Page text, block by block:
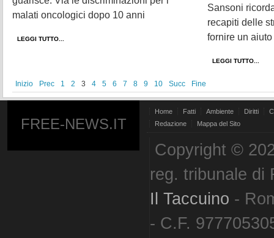
malati oncologici dopo 10 anni
LEGGI TUTTO...
Sansoni
recapiti delle
fornire un aiuto
LEGGI TUTTO...
Inizio Prec 1 2 3 4 5 6 7 8 9 10 Succ Fine
FREE-NEWS.IT
Home Fatti Ambiente Diritti
Redazione
Mappa del Sito
Copyright ©
reg. tribunale di
Il Taccuino -
- C.F.